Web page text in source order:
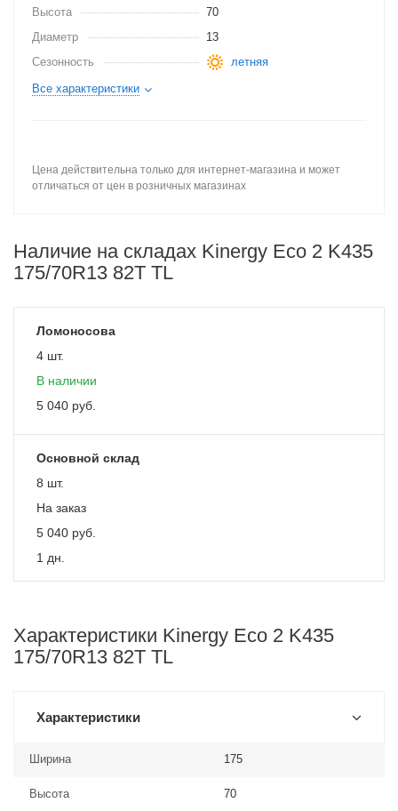
Высота
70
Диаметр
13
Сезонность
летняя
Все характеристики
Цена действительна только для интернет-магазина и может
отличаться от цен в розничных магазинах
Наличие на складах Kinergy Eco 2 K435
175/70R13 82T TL
Ломоносова
4 шт.
В наличии
5 040 руб.
Основной склад
8 шт.
На заказ
5 040 руб.
1 дн.
Характеристики Kinergy Eco 2 K435
175/70R13 82T TL
Характеристики
Ширина 175
Высота 70